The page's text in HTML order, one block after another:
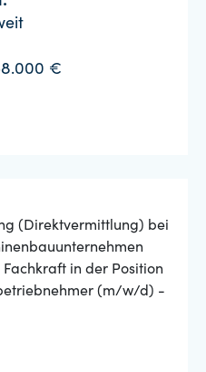
€
(Direktvermittlung) bei
in der Position
(m/w/d) -